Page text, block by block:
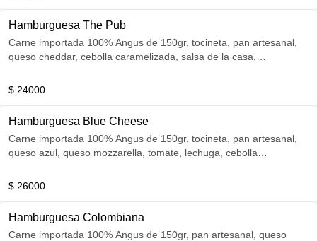
Hamburguesa The Pub
Carne importada 100% Angus de 150gr, tocineta, pan artesanal,
queso cheddar, cebolla caramelizada, salsa de la casa,
$ 24000
Hamburguesa Blue Cheese
Carne importada 100% Angus de 150gr, tocineta, pan artesanal,
queso azul, queso mozzarella, tomate, lechuga, cebolla
$ 26000
Hamburguesa Colombiana
Carne importada 100% Angus de 150gr, pan artesanal, queso